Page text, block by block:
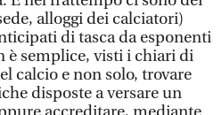
alloggi dei calciatori)
di tasca da esponenti
è semplice, visti i chiari di
calcio e non solo, trovare
disposte a versare un